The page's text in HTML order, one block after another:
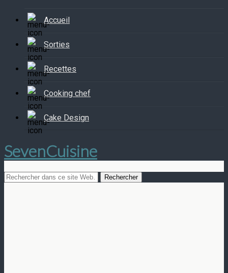
Accueil
Sorties
Recettes
Cooking chef
Cake Design
SevenCuisine